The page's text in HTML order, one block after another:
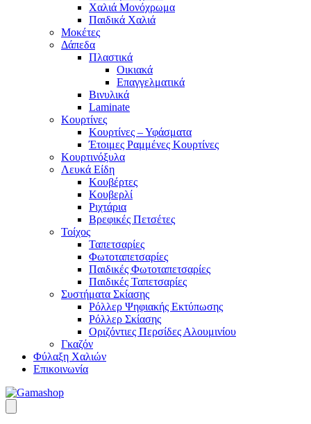
Χαλιά Μονόχρωμα
Παιδικά Χαλιά
Μοκέτες
Δάπεδα
Πλαστικά
Οικιακά
Επαγγελματικά
Βινυλικά
Laminate
Κουρτίνες
Κουρτίνες – Υφάσματα
Έτοιμες Ραμμένες Κουρτίνες
Κουρτινόξυλα
Λευκά Είδη
Κουβέρτες
Κουβερλί
Ριχτάρια
Βρεφικές Πετσέτες
Τοίχος
Ταπετσαρίες
Φωτοταπετσαρίες
Παιδικές Φωτοταπετσαρίες
Παιδικές Ταπετσαρίες
Συστήματα Σκίασης
Ρόλλερ Ψηφιακής Εκτύπωσης
Ρόλλερ Σκίασης
Οριζόντιες Περσίδες Αλουμινίου
Γκαζόν
Φύλαξη Χαλιών
Επικοινωνία